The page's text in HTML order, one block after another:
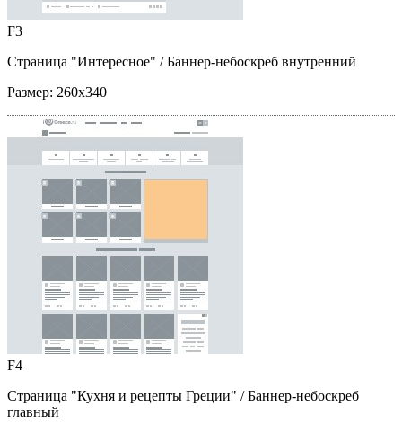
F3
Страница "Интересное" / Баннер-небоскреб внутренний
Размер: 260x340
F4
Страница "Кухня и рецепты Греции" / Баннер-небоскреб
главный